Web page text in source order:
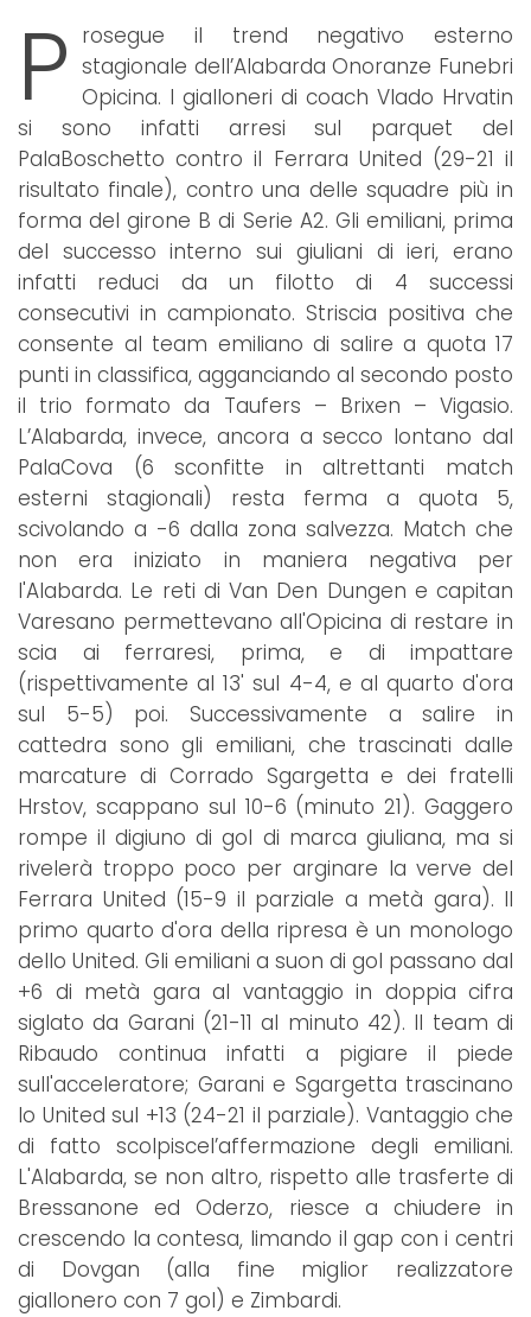
P rosegue il trend negativo esterno
stagionale dell’Alabarda Onoranze Funebri
Opicina. I gialloneri di coach Vlado Hrvatin
si sono infatti arresi sul parquet del
PalaBoschetto contro il Ferrara United (29-21 il
risultato finale), contro una delle squadre più in
forma del girone B di Serie A2. Gli emiliani, prima
del successo interno sui giuliani di ieri, erano
infatti reduci da un filotto di 4 successi
consecutivi in campionato. Striscia positiva che
consente al team emiliano di salire a quota 17
punti in classifica, agganciando al secondo posto
il trio formato da Taufers – Brixen – Vigasio.
L’Alabarda, invece, ancora a secco lontano dal
PalaCova (6 sconfitte in altrettanti match
esterni stagionali) resta ferma a quota 5,
scivolando a -6 dalla zona salvezza. Match che
non era iniziato in maniera negativa per
l'Alabarda. Le reti di Van Den Dungen e capitan
Varesano permettevano all'Opicina di restare in
scia ai ferraresi, prima, e di impattare
(rispettivamente al 13' sul 4-4, e al quarto d'ora
sul 5-5) poi. Successivamente a salire in
cattedra sono gli emiliani, che trascinati dalle
marcature di Corrado Sgargetta e dei fratelli
Hrstov, scappano sul 10-6 (minuto 21). Gaggero
rompe il digiuno di gol di marca giuliana, ma si
rivelerà troppo poco per arginare la verve del
Ferrara United (15-9 il parziale a metà gara). Il
primo quarto d'ora della ripresa è un monologo
dello United. Gli emiliani a suon di gol passano dal
+6 di metà gara al vantaggio in doppia cifra
siglato da Garani (21-11 al minuto 42). Il team di
Ribaudo continua infatti a pigiare il piede
sull'acceleratore; Garani e Sgargetta trascinano
lo United sul +13 (24-21 il parziale). Vantaggio che
di fatto scolpiscel’affermazione degli emiliani.
L'Alabarda, se non altro, rispetto alle trasferte di
Bressanone ed Oderzo, riesce a chiudere in
crescendo la contesa, limando il gap con i centri
di Dovgan (alla fine miglior realizzatore
giallonero con 7 gol) e Zimbardi.